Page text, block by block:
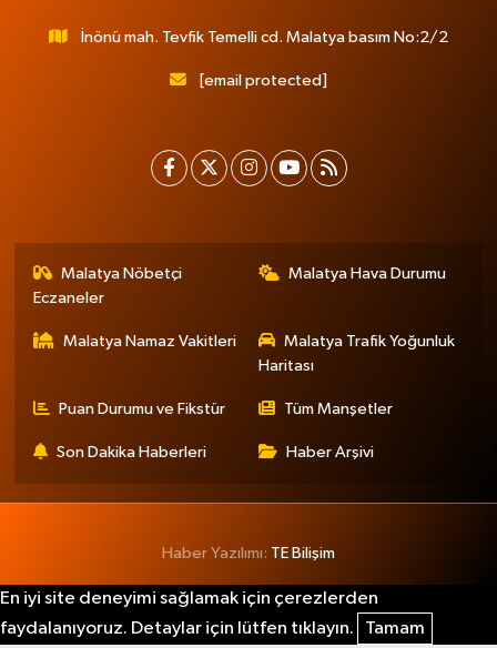
İnönü mah. Tevfik Temelli cd. Malatya basım No:2/2
[email protected]
Malatya Nöbetçi
Eczaneler
Malatya Hava Durumu
Malatya Namaz Vakitleri
Malatya Trafik Yoğunluk
Haritası
Puan Durumu ve Fikstür Tüm Manşetler
Son Dakika Haberleri Haber Arşivi
Haber Yazılımı: TE Bilişim
En iyi site deneyimi sağlamak için çerezlerden
faydalanıyoruz. Detaylar için lütfen tıklayın.
Tamam